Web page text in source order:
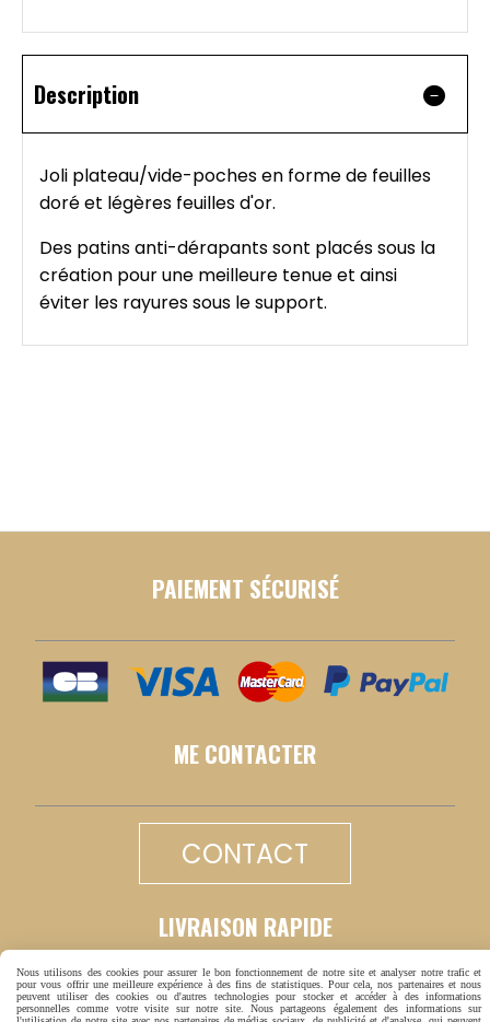
Description
Joli plateau/vide-poches en forme de feuilles
doré et légères feuilles d'or.
Des patins anti-dérapants sont placés sous la
création pour une meilleure tenue et ainsi
éviter les rayures sous le support.
PAIEMENT SÉCURISÉ
ME CONTACTER
CONTACT
LIVRAISON RAPIDE
Nous utilisons des cookies pour assurer le bon fonctionnement de notre site et analyser notre trafic et
pour vous offrir une meilleure expérience à des fins de statistiques. Pour cela, nos partenaires et nous
peuvent utiliser des cookies ou d'autres technologies pour stocker et accéder à des informations
personnelles comme votre visite sur notre site. Nous partageons également des informations sur